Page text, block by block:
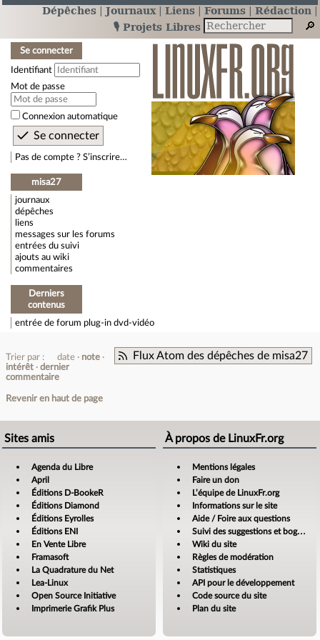
Dépêches Journaux Liens Forums
Rédaction
🎙️ Projets Libres
Se connecter
Identifiant
Mot de passe
Connexion automatique
Pas de compte ? S’inscrire…
misa27
journaux
dépêches
liens
messages sur les forums
entrées du suivi
ajouts au wiki
commentaires
Derniers
contenus
entrée de forum plug-in dvd-vidéo
Flux Atom des dépêches de misa27
Trier par : date
note
intérêt
dernier
commentaire
Revenir en haut de page
Sites amis
Agenda du Libre
April
Éditions D-BookeR
Éditions Diamond
Éditions Eyrolles
Éditions ENI
En Vente Libre
Framasoft
La Quadrature du Net
Lea-Linux
Open Source Initiative
Imprimerie Grafik Plus
À propos de LinuxFr.org
Mentions légales
Faire un don
L’équipe de LinuxFr.org
Informations sur le site
Aide / Foire aux questions
Suivi des suggestions et bogues
Wiki du site
Règles de modération
Statistiques
API pour le développement
Code source du site
Plan du site